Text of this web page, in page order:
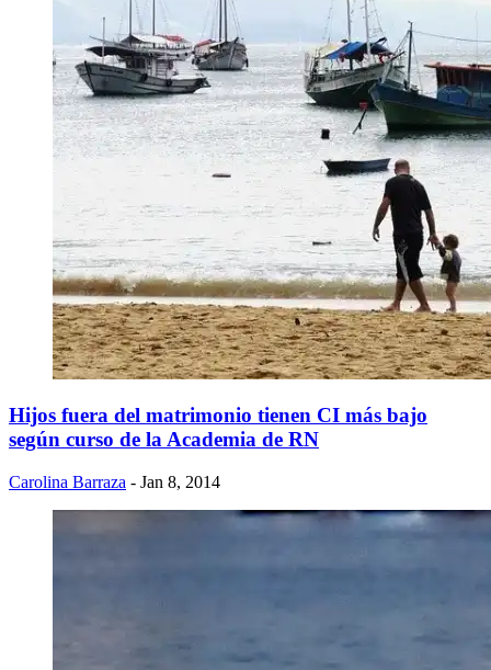
Hijos fuera del matrimonio tienen CI más bajo
según curso de la Academia de RN
Carolina Barraza - Jan 8, 2014